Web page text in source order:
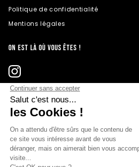
Politique de confidentialité
Mentions légales
ON EST LÀ OÙ VOUS ÊTES !
© 2025 AVENUE DU CADRE - Tous